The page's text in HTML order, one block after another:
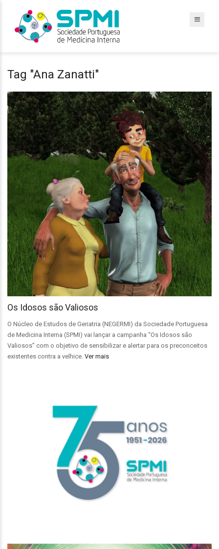
Tag "Ana Zanatti"
Os Idosos são Valiosos
O Núcleo de Estudos de Geriatria (NEGERMI) da Sociedade Portuguesa
de Medicina Interna (SPMI) vai lançar a campanha “Os Idosos são
Valiosos” com o objetivo de sensibilizar e alertar para os preconceitos
existentes contra a velhice. Ver mais